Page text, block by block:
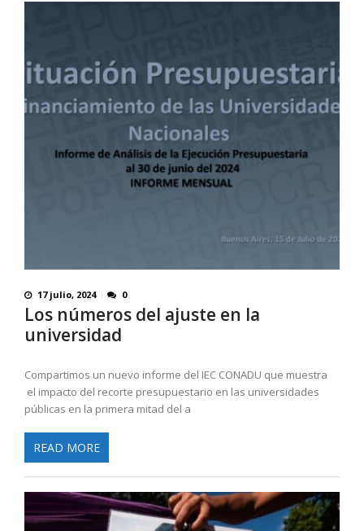
17 julio, 2024 0
Los números del ajuste en la
universidad
Compartimos un nuevo informe del IEC CONADU que muestra
el impacto del recorte presupuestario en las universidades
públicas en la primera mitad del a
READ MORE